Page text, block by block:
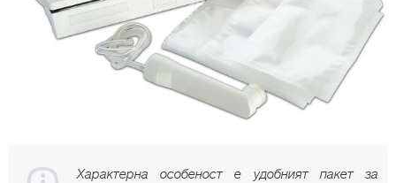
Характерна особеност е удобният пакет за